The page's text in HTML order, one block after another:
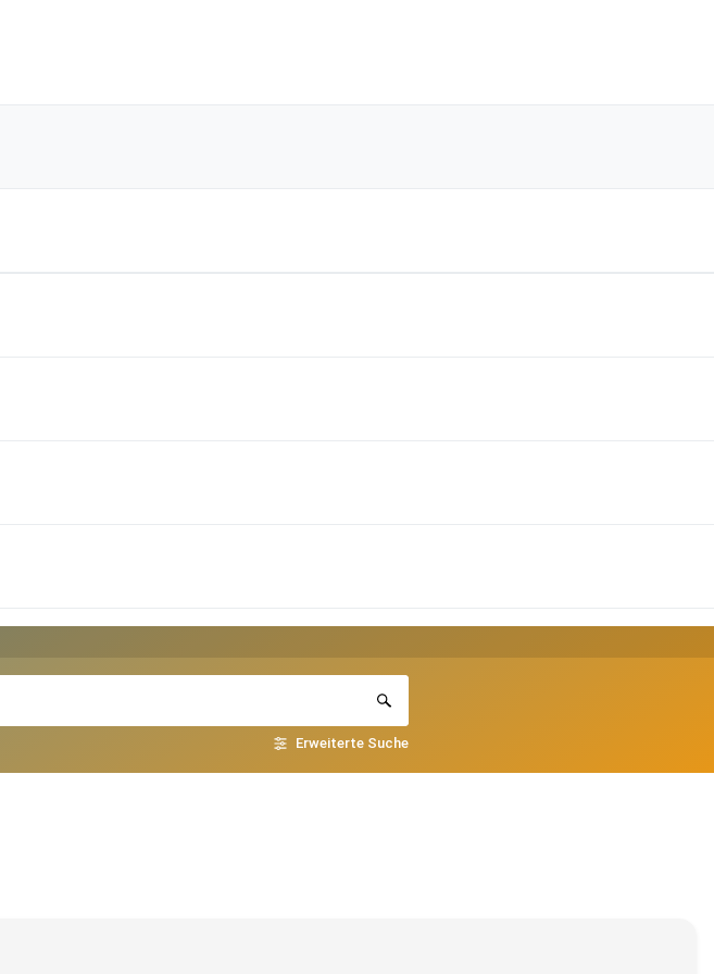
Erweiterte Suche